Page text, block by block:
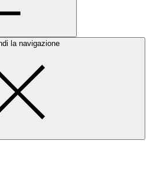
la navigazione